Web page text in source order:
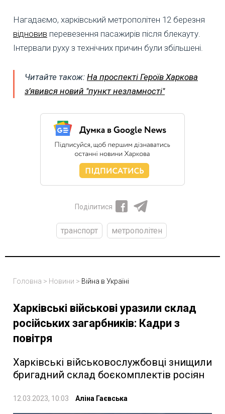
Нагадаємо, харківський метрополітен 12 березня
відновив перевезення пасажирів після блекауту.
Інтервали руху з технічних причин були збільшені.
Читайте також: На проспекті Героїв Харкова
з’явився новий "пункт незламності"
Поділитися
транспорт метрополітен
Головна > Новини > Війна в Україні
Харківські військові уразили склад
російських загарбників: Кадри з
повітря
Харківські військовослужбовці знищили
бригадний склад боєкомплектів росіян
12.03.2023, 10:03 Аліна Гаєвська